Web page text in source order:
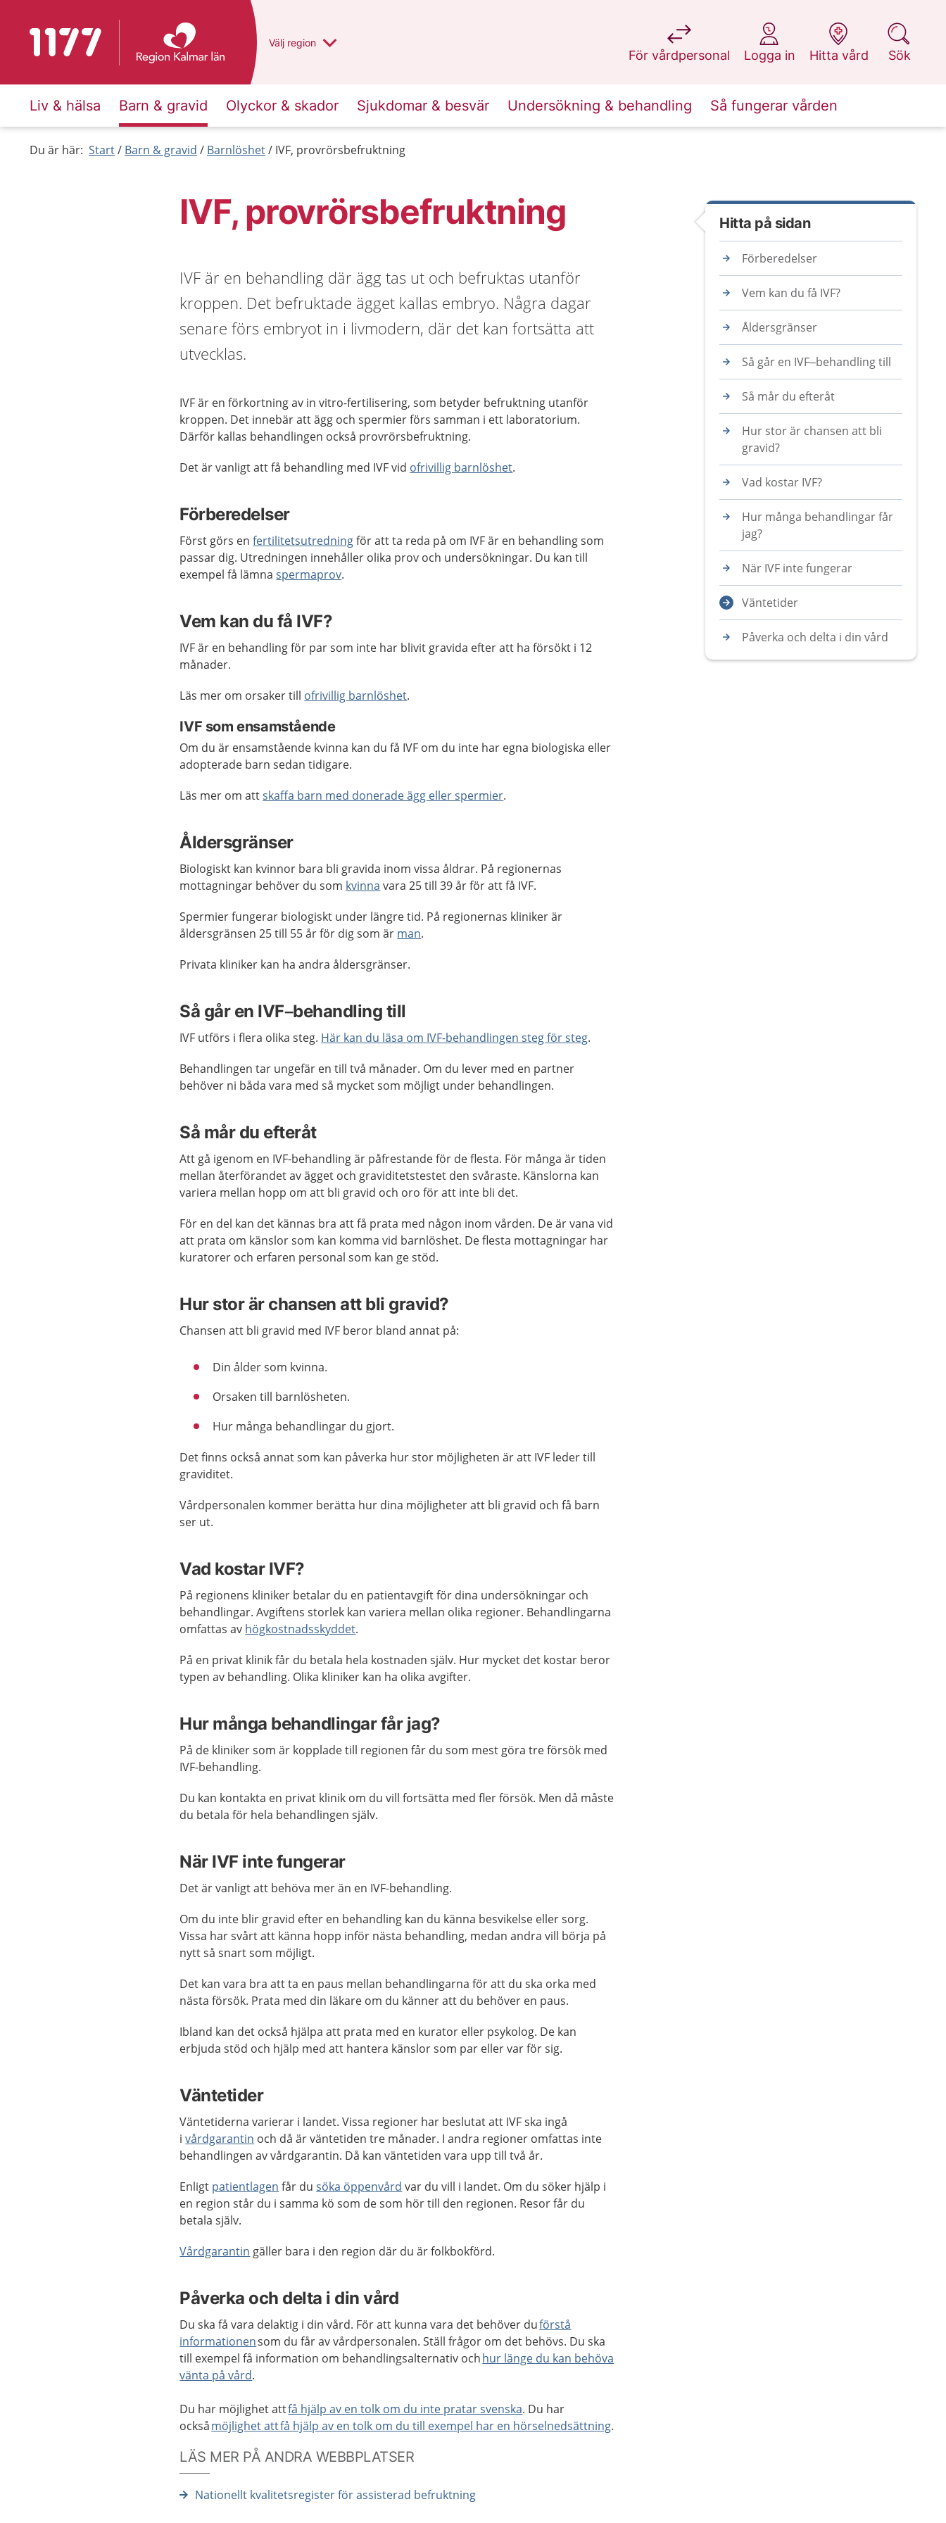
Till startsidan för 1177 Du har valt region
Välj en annan
region
För vårdpersonal
på 1177.se
Logga in
på 1177.se
Hitta vård
på 1177.se
Sök
på 1177.se
Liv & hälsa Barn & gravid Olyckor & skador Sjukdomar & besvär Undersökning & behandling Så fungerar vården
Du är här: Start Barn & gravid Barnlöshet IVF, provrörsbefruktning
IVF, provrörsbefruktning
IVF är en behandling där ägg tas ut och befruktas utanför
kroppen. Det befruktade ägget kallas embryo. Några dagar
senare förs embryot in i livmodern, där det kan fortsätta att
utvecklas.
IVF är en förkortning av in vitro-fertilisering, som betyder befruktning utanför
kroppen. Det innebär att ägg och spermier förs samman i ett laboratorium.
Därför kallas behandlingen också provrörsbefruktning.
Det är vanligt att få behandling med IVF vid ofrivillig barnlöshet.
Förberedelser
Först görs enfertilitetsutredningför att ta reda på om IVF är en behandling som
passar dig. Utredningen innehåller olika prov och undersökningar. Du kan till
exempel få lämnaspermaprov.
Vem kan du få IVF?
IVF är en behandling för par som inte har blivit gravida efter att ha försökt i 12
månader.
Läs mer om orsaker till ofrivillig barnlöshet.
IVF som ensamstående
Om du är ensamstående kvinna kan du få IVF om du inte har egna biologiska eller
adopterade barn sedan tidigare.
Läs mer om attskaffa barn med donerade ägg eller spermier.
Åldersgränser
Biologiskt kan kvinnor bara bli gravida inom vissa åldrar. På regionernas
mottagningar behöver du som kvinna vara 25 till 39 år för att få IVF.
Spermier fungerar biologiskt under längre tid. På regionernas kliniker är
åldersgränsen 25 till 55 år för dig som är man.
Privata kliniker kan ha andra åldersgränser.
Så går en IVF–behandling till
IVF utförs i flera olika steg. Här kan du läsa om IVF-behandlingen steg för steg.
Behandlingen tar ungefär en till två månader. Om du lever med en partner
behöver ni båda vara med så mycket som möjligt under behandlingen.
Så mår du efteråt
Att gå igenom en IVF-behandling är påfrestande för de flesta. För många är tiden
mellan återförandet av ägget och graviditetstestet den svåraste. Känslorna kan
variera mellan hopp om att bli gravid och oro för att inte bli det.
För en del kan det kännas bra att få prata med någon inom vården. De är vana vid
att prata om känslor som kan komma vid barnlöshet. De flesta mottagningar har
kuratorer och erfaren personal som kan ge stöd.
Hur stor är chansen att bli gravid?
Chansen att bli gravid med IVF beror bland annat på:
Din ålder som kvinna.
Orsaken till barnlösheten.
Hur många behandlingar du gjort.
Det finns också annat som kan påverka hur stor möjligheten är att IVF leder till
graviditet.
Vårdpersonalen kommer berätta hur dina möjligheter att bli gravid och få barn
ser ut.
Vad kostar IVF?
På regionens kliniker betalar du en patientavgift för dina undersökningar och
behandlingar. Avgiftens storlek kan variera mellan olika regioner. Behandlingarna
omfattas av högkostnadsskyddet.
På en privat klinik får du betala hela kostnaden själv. Hur mycket det kostar beror
typen av behandling. Olika kliniker kan ha olika avgifter.
Hur många behandlingar får jag?
På de kliniker som är kopplade till regionen får du som mest göra tre försök med
IVF-behandling.
Du kan kontakta en privat klinik om du vill fortsätta med fler försök. Men då måste
du betala för hela behandlingen själv.
När IVF inte fungerar
Det är vanligt att behöva mer än en IVF-behandling.
Om du inte blir gravid efter en behandling kan du känna besvikelse eller sorg.
Vissa har svårt att känna hopp inför nästa behandling, medan andra vill börja på
nytt så snart som möjligt.
Det kan vara bra att ta en paus mellan behandlingarna för att du ska orka med
nästa försök. Prata med din läkare om du känner att du behöver en paus.
Ibland kan det också hjälpa att prata med en kurator eller psykolog. De kan
erbjuda stöd och hjälp med att hantera känslor som par eller var för sig.
Väntetider
Väntetiderna varierar i landet. Vissa regioner har beslutat att IVF ska ingå
ivårdgarantin och då är väntetiden tre månader. I andra regioner omfattas inte
behandlingen av vårdgarantin. Då kan väntetiden vara upp till två år.
Enligt patientlagen får dusöka öppenvård var du vill i landet. Om du söker hjälp i
en region står du i samma kö som de som hör till den regionen. Resor får du
betala själv.
Vårdgarantin gäller bara i den region där du är folkbokförd.
Påverka och delta i din vård
Du ska få vara delaktig i din vård. För att kunna vara det behöver duförstå
informationensom du får av vårdpersonalen. Ställ frågor om det behövs. Du ska
till exempel få information om behandlingsalternativ ochhur länge du kan behöva
vänta på vård.
Du har möjlighet attfå hjälp av en tolk om du inte pratar svenska. Du har
ocksåmöjlighet att få hjälp av en tolk om du till exempel har en hörselnedsättning.
LÄS MER PÅ ANDRA WEBBPLATSER
Nationellt kvalitetsregister för assisterad befruktning
Hitta på sidan
Förberedelser
Vem kan du få IVF?
Åldersgränser
Så går en IVF–behandling till
Så mår du efteråt
Hur stor är chansen att bli
gravid?
Vad kostar IVF?
Hur många behandlingar får
jag?
När IVF inte fungerar
Väntetider
Påverka och delta i din vård